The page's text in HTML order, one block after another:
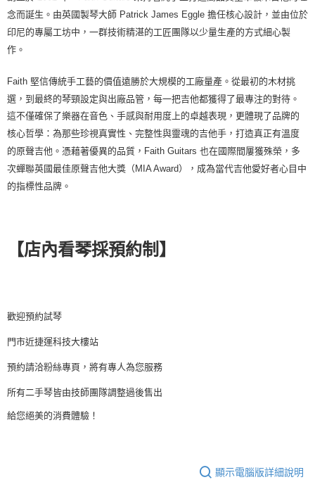
念而誕生。由英國製琴大師 Patrick James Eggle 擔任核心設計，並由位於
印尼的專屬工坊中，一群技術精湛的工匠團隊以少量生產的方式細心製
作。
Faith 堅信傳統手工藝的價值遠勝於大規模的工廠量產。從最初的木材挑
選，到最終的琴頸設定與出廠品管，每一把吉他都獲得了最專注的對待。
這不僅確保了樂器在音色、手感與耐用度上的卓越表現，更體現了品牌的
核心哲學：為那些珍視真實性、完整性與靈魂的吉他手，打造真正有溫度
的原聲吉他。憑藉著優異的品質，Faith Guitars 也在國際間屢獲殊榮，多
次蟬聯英國最佳原聲吉他大獎（MIA Award），成為當代吉他愛好者心目中
的指標性品牌。
【店內看琴採預約制】
歡迎預約試琴
門市近捷運科技大樓站
預約請洽粉絲專頁， 將有專人為您服務
所有二手琴皆由技師團隊調整過後售出
給您絕美的消費體驗！
顯示電腦版詳細說明